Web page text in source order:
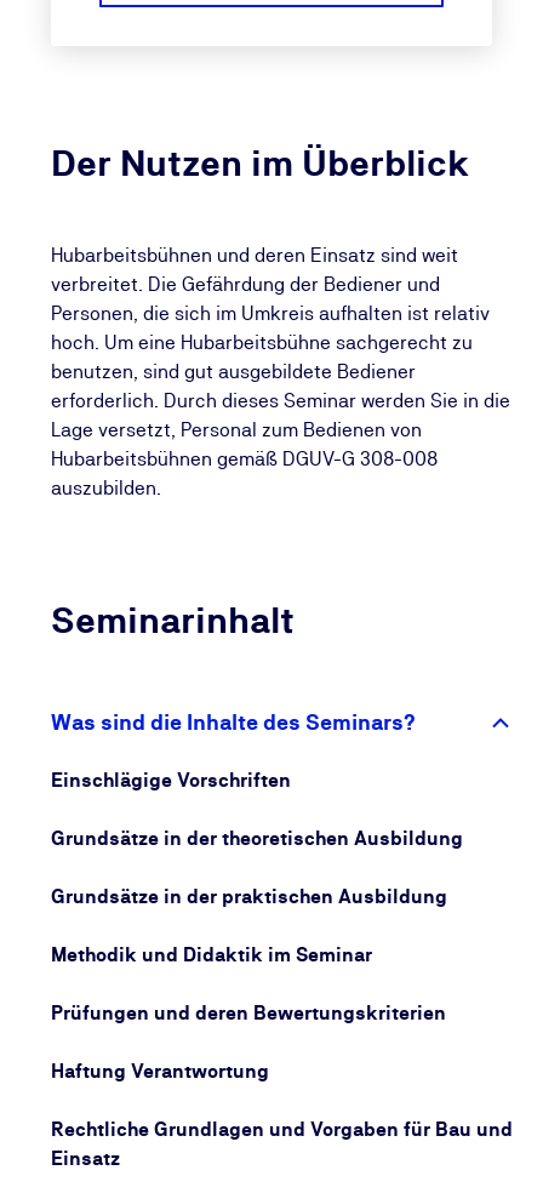
Der Nutzen im Überblick
Hubarbeitsbühnen und deren Einsatz sind weit
verbreitet. Die Gefährdung der Bediener und
Personen, die sich im Umkreis aufhalten ist relativ
hoch. Um eine Hubarbeitsbühne sachgerecht zu
benutzen, sind gut ausgebildete Bediener
erforderlich. Durch dieses Seminar werden Sie in die
Lage versetzt, Personal zum Bedienen von
Hubarbeitsbühnen gemäß DGUV-G 308-008
auszubilden.
Seminarinhalt
Was sind die Inhalte des Seminars?
Einschlägige Vorschriften
Grundsätze in der theoretischen Ausbildung
Grundsätze in der praktischen Ausbildung
Methodik und Didaktik im Seminar
Prüfungen und deren Bewertungskriterien
Haftung Verantwortung
Rechtliche Grundlagen und Vorgaben für Bau und
Einsatz